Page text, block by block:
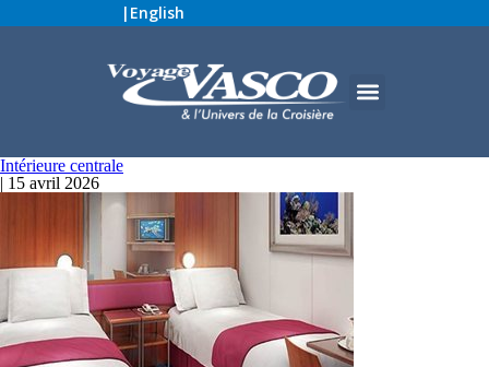
| English
Intérieure centrale
| 15 avril 2026